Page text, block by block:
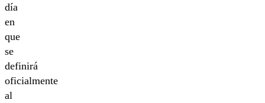
día
en
que
se
definirá
oficialmente
al